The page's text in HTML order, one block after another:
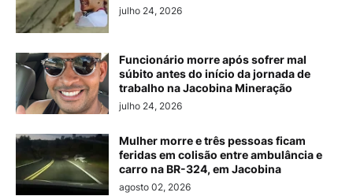
julho 24, 2026
Funcionário morre após sofrer mal
súbito antes do início da jornada de
trabalho na Jacobina Mineração
julho 24, 2026
Mulher morre e três pessoas ficam
feridas em colisão entre ambulância e
carro na BR-324, em Jacobina
agosto 02, 2026